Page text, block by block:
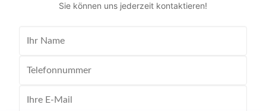
Sie können uns jederzeit kontaktieren!